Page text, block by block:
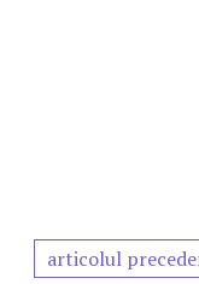
articolul